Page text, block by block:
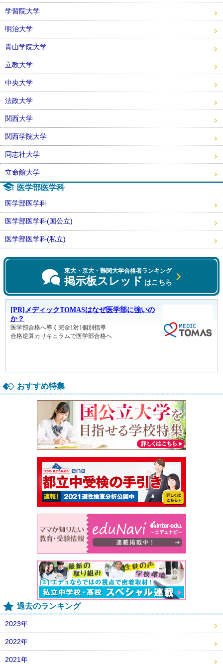
学習院大学
明治大学
青山学院大学
立教大学
中央大学
法政大学
関西大学
関西学院大学
同志社大学
立命館大学
医学部医学科
医学部医学科
医学部医学科(国公立)
医学部医学科(私立)
東大・京大・難関大学合格者ランキング
掲示板スレッド はこちら
おすすめ特集
過去のランキング
2023年
2022年
2021年